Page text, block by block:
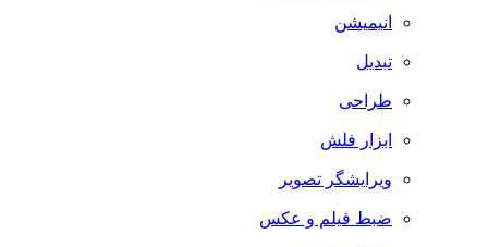
انیمیشن
تبدیل
طراحی
ابزار فلش
ویرایشگر تصویر
ضبط فيلم و عكس